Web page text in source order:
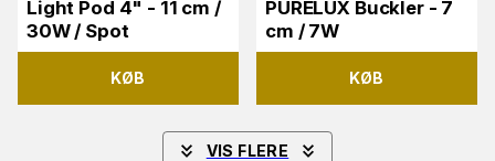
Light Pod 4" - 11 cm /
30W / Spot
KØB
PURELUX Buckler - 7
cm / 7W
KØB
VIS FLERE